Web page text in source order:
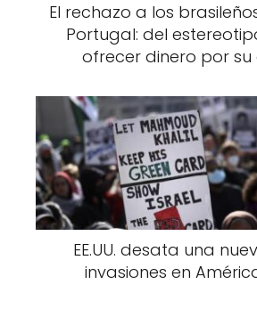
El rechazo a los
Portugal: del
ofrecer dinero por
EE.UU. desata una
invasiones en